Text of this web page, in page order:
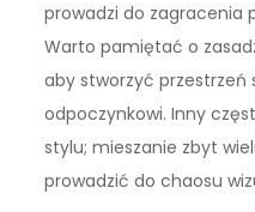
prowadzi do zagracenia
Warto pamiętać o
aby stworzyć przestrzeń
odpoczynkowi. Inny
stylu; mieszanie zbyt
prowadzić do chaosu